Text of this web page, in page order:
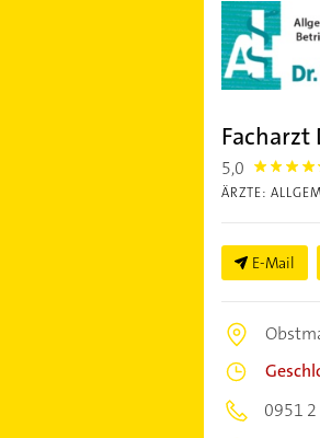
Facharzt
5,0 5.0
ÄRZTE:
E-Mail
0951